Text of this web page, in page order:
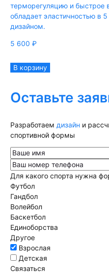
терморегуляцию и быстрое
обладает эластичностью в
дизайном.
5 600 ₽
В корзину
Оставьте
Разработаем дизайн и
спортивной формы
Для какого спорта нужна
Футбол
Гандбол
Волейбол
Баскетбол
Единоборства
Другое
Взрослая
Детская
Связаться